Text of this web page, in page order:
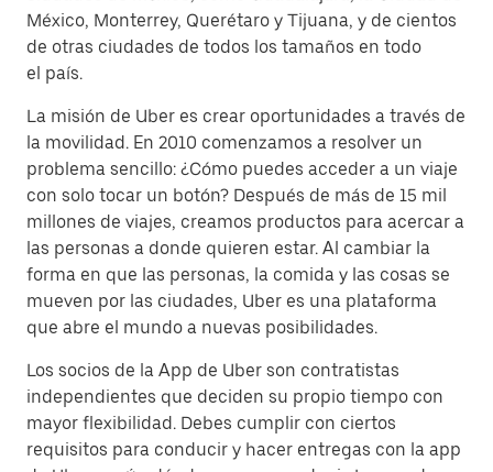
México, Monterrey, Querétaro y Tijuana, y de cientos
de otras ciudades de todos los tamaños en todo
el país.
La misión de Uber es crear oportunidades a través de
la movilidad. En 2010 comenzamos a resolver un
problema sencillo: ¿Cómo puedes acceder a un viaje
con solo tocar un botón? Después de más de 15 mil
millones de viajes, creamos productos para acercar a
las personas a donde quieren estar. Al cambiar la
forma en que las personas, la comida y las cosas se
mueven por las ciudades, Uber es una plataforma
que abre el mundo a nuevas posibilidades.
Los socios de la App de Uber son contratistas
independientes que deciden su propio tiempo con
mayor flexibilidad. Debes cumplir con ciertos
requisitos para conducir y hacer entregas con la app